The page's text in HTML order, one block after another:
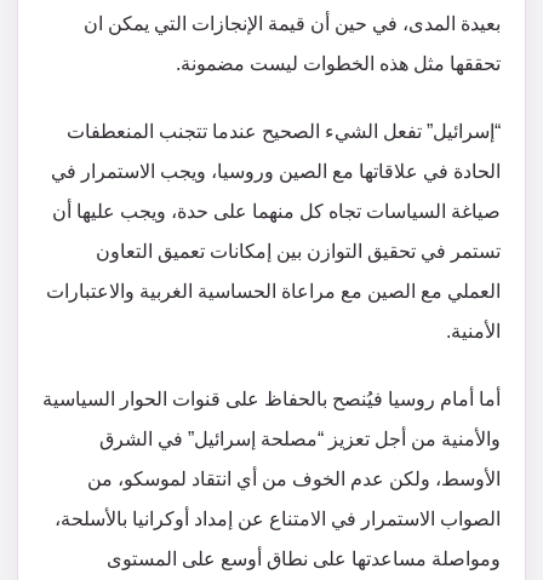
بعيدة المدى، في حين أن قيمة الإنجازات التي يمكن ان
تحققها مثل هذه الخطوات ليست مضمونة.
“إسرائيل” تفعل الشيء الصحيح عندما تتجنب المنعطفات
الحادة في علاقاتها مع الصين وروسيا، ويجب الاستمرار في
صياغة السياسات تجاه كل منهما على حدة، ويجب عليها أن
تستمر في تحقيق التوازن بين إمكانات تعميق التعاون
العملي مع الصين مع مراعاة الحساسية الغربية والاعتبارات
الأمنية.
أما أمام روسيا فيُنصح بالحفاظ على قنوات الحوار السياسية
والأمنية من أجل تعزيز “مصلحة إسرائيل” في الشرق
الأوسط، ولكن عدم الخوف من أي انتقاد لموسكو، من
الصواب الاستمرار في الامتناع عن إمداد أوكرانيا بالأسلحة،
ومواصلة مساعدتها على نطاق أوسع على المستوى